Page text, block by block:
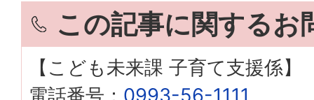
この記事に関するお
【こども未来課 子育て支援係】